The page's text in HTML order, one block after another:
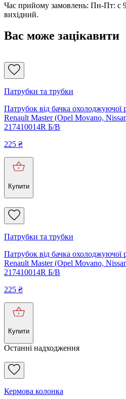
Час прийому замовлень: Пн-Пт: с
вихідний.
Вас може зацікавити
Патрубки та трубки
Патрубок від бачка охолоджуючої
Renault Master (Opel Movano,
217410014R Б/В
225 ₴
Купити
Патрубки та трубки
Патрубок від бачка охолоджуючої
Renault Master (Opel Movano,
217410014R Б/В
225 ₴
Купити
Останні надходження
Кермова колонка